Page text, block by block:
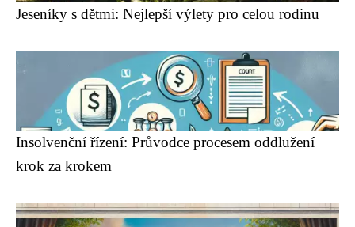
Jeseníky s dětmi: Nejlepší výlety pro celou rodinu
Insolvenční řízení: Průvodce procesem oddlužení
krok za krokem